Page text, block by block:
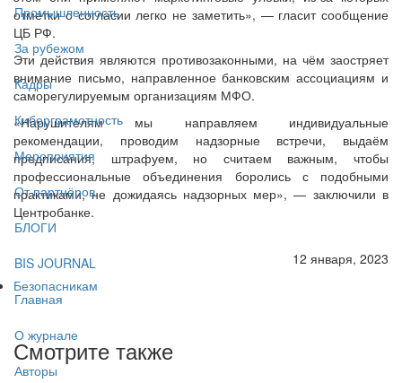
Промышленность
За рубежом
Кадры
Киберграмотность
Мероприятия
От партнёров
БЛОГИ
BIS JOURNAL
Главная
О журнале
Авторы
отметки о согласии легко не заметить», — гласит сообщение
ЦБ РФ.
Эти действия являются противозаконными, на чём заостряет
внимание письмо, направленное банковским ассоциациям и
саморегулируемым организациям МФО.
«Нарушителям мы направляем индивидуальные
рекомендации, проводим надзорные встречи, выдаём
предписания, штрафуем, но считаем важным, чтобы
профессиональные объединения боролись с подобными
практиками, не дожидаясь надзорных мер», — заключили в
Центробанке.
12 января, 2023
Безопасникам
Смотрите также